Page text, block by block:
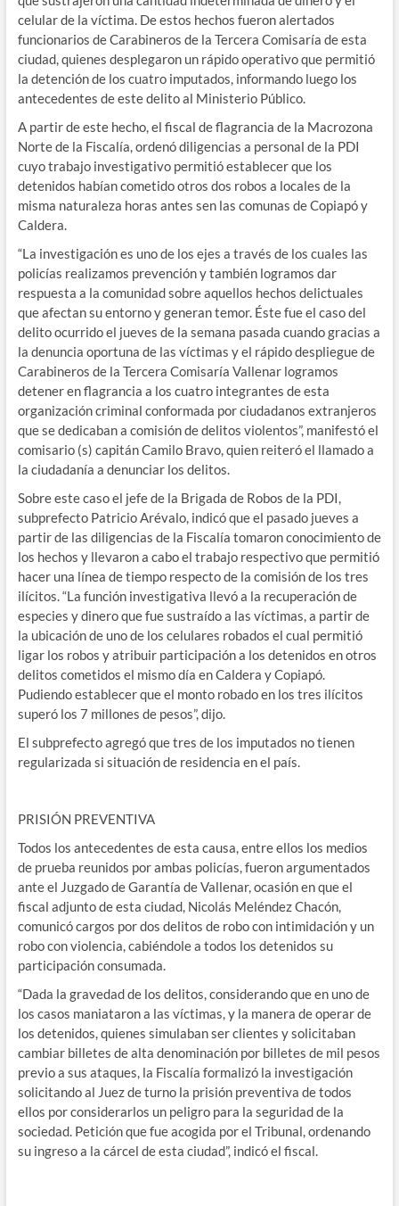
celular de la víctima. De estos hechos fueron alertados
funcionarios de Carabineros de la Tercera Comisaría de esta
ciudad, quienes desplegaron un rápido operativo que permitió
la detención de los cuatro imputados, informando luego los
antecedentes de este delito al Ministerio Público.
A partir de este hecho, el fiscal de flagrancia de la Macrozona
Norte de la Fiscalía, ordenó diligencias a personal de la PDI
cuyo trabajo investigativo permitió establecer que los
detenidos habían cometido otros dos robos a locales de la
misma naturaleza horas antes sen las comunas de Copiapó y
Caldera.
“La investigación es uno de los ejes a través de los cuales las
policías realizamos prevención y también logramos dar
respuesta a la comunidad sobre aquellos hechos delictuales
que afectan su entorno y generan temor. Éste fue el caso del
delito ocurrido el jueves de la semana pasada cuando gracias a
la denuncia oportuna de las víctimas y el rápido despliegue de
Carabineros de la Tercera Comisaría Vallenar logramos
detener en flagrancia a los cuatro integrantes de esta
organización criminal conformada por ciudadanos extranjeros
que se dedicaban a comisión de delitos violentos”, manifestó el
comisario (s) capitán Camilo Bravo, quien reiteró el llamado a
la ciudadanía a denunciar los delitos.
Sobre este caso el jefe de la Brigada de Robos de la PDI,
subprefecto Patricio Arévalo, indicó que el pasado jueves a
partir de las diligencias de la Fiscalía tomaron conocimiento de
los hechos y llevaron a cabo el trabajo respectivo que permitió
hacer una línea de tiempo respecto de la comisión de los tres
ilícitos. “La función investigativa llevó a la recuperación de
especies y dinero que fue sustraído a las víctimas, a partir de
la ubicación de uno de los celulares robados el cual permitió
ligar los robos y atribuir participación a los detenidos en otros
delitos cometidos el mismo día en Caldera y Copiapó.
Pudiendo establecer que el monto robado en los tres ilícitos
superó los 7 millones de pesos”, dijo.
El subprefecto agregó que tres de los imputados no tienen
regularizada si situación de residencia en el país.
PRISIÓN PREVENTIVA
Todos los antecedentes de esta causa, entre ellos los medios
de prueba reunidos por ambas policías, fueron argumentados
ante el Juzgado de Garantía de Vallenar, ocasión en que el
fiscal adjunto de esta ciudad, Nicolás Meléndez Chacón,
comunicó cargos por dos delitos de robo con intimidación y un
robo con violencia, cabiéndole a todos los detenidos su
participación consumada.
“Dada la gravedad de los delitos, considerando que en uno de
los casos maniataron a las víctimas, y la manera de operar de
los detenidos, quienes simulaban ser clientes y solicitaban
cambiar billetes de alta denominación por billetes de mil pesos
previo a sus ataques, la Fiscalía formalizó la investigación
solicitando al Juez de turno la prisión preventiva de todos
ellos por considerarlos un peligro para la seguridad de la
sociedad. Petición que fue acogida por el Tribunal, ordenando
su ingreso a la cárcel de esta ciudad”, indicó el fiscal.